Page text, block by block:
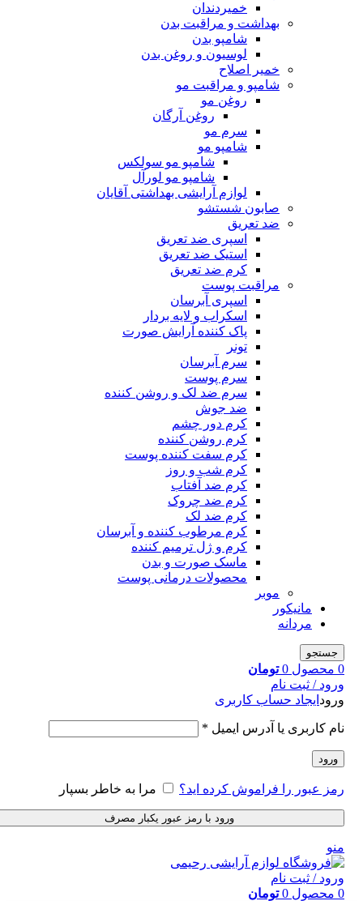
خمیردندان
بهداشت و مراقبت بدن
شامپو بدن
لوسیون و روغن بدن
خمیر اصلاح
شامپو و مراقبت مو
روغن مو
روغن آرگان
سرم مو
شامپو مو
شامپو مو سولکس
شامپو مو لورآل
لوازم آرایشی بهداشتی آقایان
صابون شستشو
ضد تعریق
اسپری ضد تعریق
استیک ضد تعریق
کرم ضد تعریق
مراقبت پوست
اسپری آبرسان
اسکراب و لایه بردار
پاک کننده آرایش صورت
تونر
سرم آبرسان
سرم پوست
سرم ضد لک و روشن کننده
ضد جوش
کرم دور چشم
کرم روشن کننده
کرم سفت کننده پوست
کرم شب و روز
کرم ضد آفتاب
کرم ضد چروک
کرم ضد لک
کرم مرطوب کننده و آبرسان
کرم و ژل ترمیم کننده
ماسک صورت و بدن
محصولات درمانی پوست
موبر
مانیکور
مردانه
جستجو
0 محصول 0 تومان
ورود / ثبت نام
ورود ایجاد حساب کاربری
نام کاربری یا آدرس ایمیل *
ورود
رمز عبور را فراموش کرده اید؟ مرا به خاطر بسپار
ورود با رمز عبور یکبار مصرف
منو
ورود / ثبت نام
0 محصول 0 تومان